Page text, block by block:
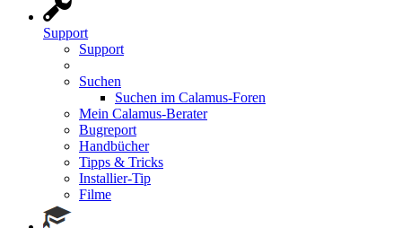
Support
Support
Suchen
Suchen im Calamus-Foren
Mein Calamus-Berater
Bugreport
Handbücher
Tipps & Tricks
Installier-Tip
Filme